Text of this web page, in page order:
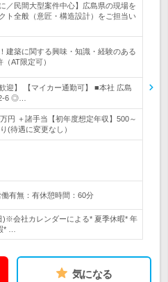
／民間大型案件中心】広島県の現場を
ト全般（意匠・構造設計）をご担当い
建築に関する興味・知識・経験のある
AT限定可）
迎】 【マイカー通勤可】 ■本社 広島
6 ◎…
円 ＋諸手当【初年度想定年収】500～
(待遇に変更なし）
有無：有休憩時間：60分
)※会社カレンダーによる* 夏季休暇* 年
* …
気になる